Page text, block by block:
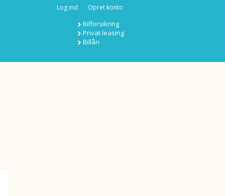
Log ind Opret konto
Bilforsikring
Privat leasing
Billån